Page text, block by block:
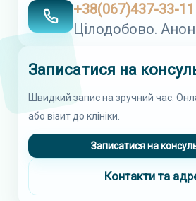
+38(067)437-33-11
Цілодобово.
Записатися на
Швидкий запис на зручний час.
або візит до клініки.
Записатися на
Контакти та